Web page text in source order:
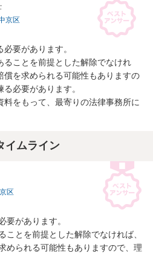
京区
要があります。
ることを前提とした解除でなけれ
償を求められる可能性もありますの
必要があります。
をもって、最寄りの法律事務所に
イムライン
区
要があります。
ことを前提とした解除でなければ、
められる可能性もありますので、理